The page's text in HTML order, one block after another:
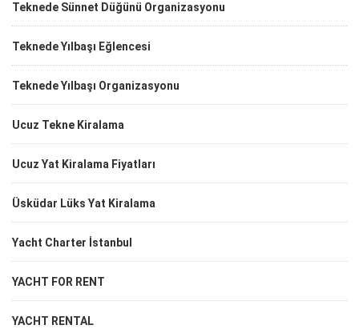
Teknede Sünnet Düğünü Organizasyonu
Teknede Yılbaşı Eğlencesi
Teknede Yılbaşı Organizasyonu
Ucuz Tekne Kiralama
Ucuz Yat Kiralama Fiyatları
Üsküdar Lüks Yat Kiralama
Yacht Charter İstanbul
YACHT FOR RENT
YACHT RENTAL